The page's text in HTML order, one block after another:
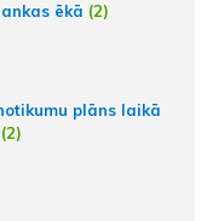
ēkā (2)
plāns laikā
(2)